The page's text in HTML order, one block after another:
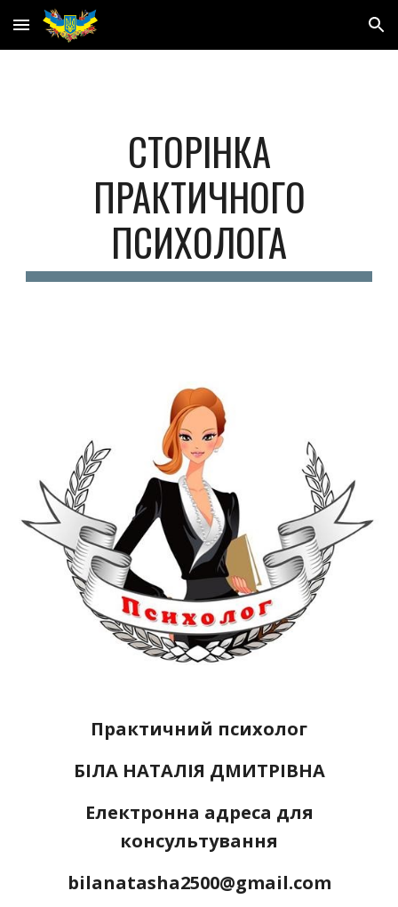
Skip to main content Skip to navigation
СТОРІНКА
ПРАКТИЧНОГО
ПСИХОЛОГА
Практичний психолог
БІЛА НАТАЛІЯ ДМИТРІВНА
Електронна адреса для
консультування
bilanatasha2500@gmail.com